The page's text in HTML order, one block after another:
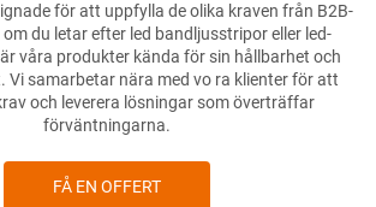
för att uppfylla de olika kraven från B2B-
du letar efter led bandljusstripor eller led-
våra produkter kända för sin hållbarhet och
Vi samarbetar nära med vo ra klienter för att
och leverera lösningar som överträffar
förväntningarna.
FÅ EN OFFERT